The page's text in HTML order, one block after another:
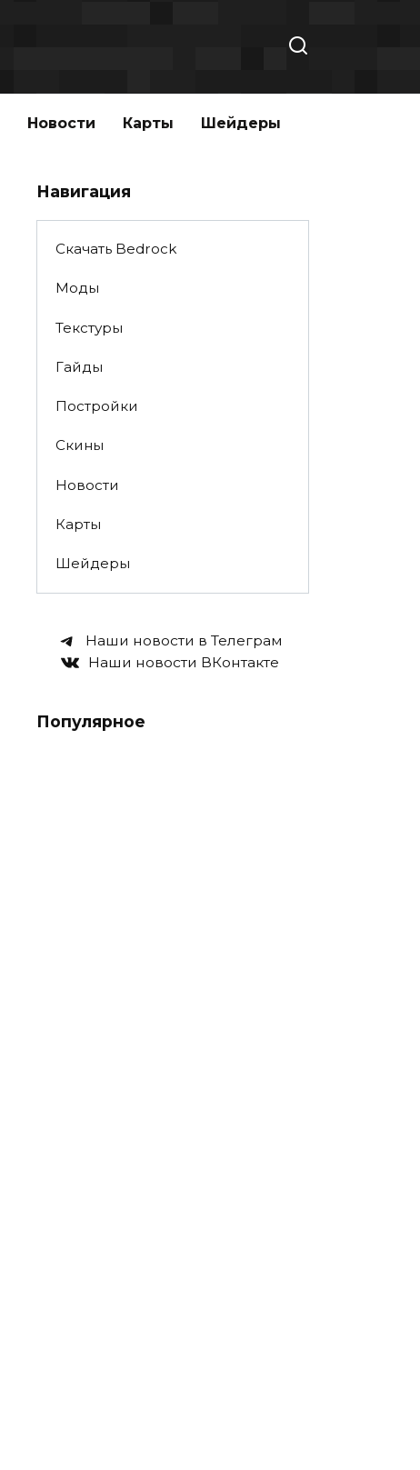
Новости Карты Шейдеры
Навигация
Скачать Bedrock
Моды
Текстуры
Гайды
Постройки
Скины
Новости
Карты
Шейдеры
Наши новости в Телеграм
Наши новости ВКонтакте
Популярное